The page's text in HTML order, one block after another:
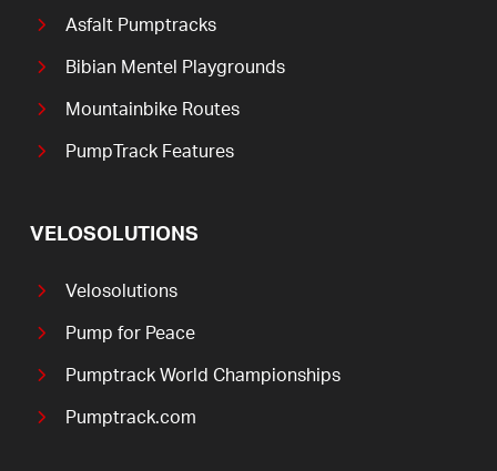
Asfalt Pumptracks
Bibian Mentel Playgrounds
Mountainbike Routes
PumpTrack Features
VELOSOLUTIONS
Velosolutions
Pump for Peace
Pumptrack World Championships
Pumptrack.com